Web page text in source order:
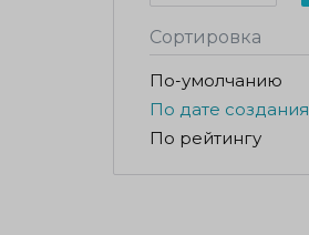
Сортировка
По-умолчанию
По дате создания
По рейтингу